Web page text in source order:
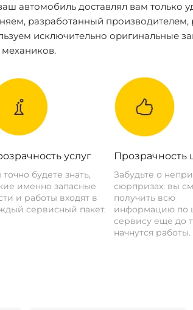
автомобиль доставлял вам только
разработанный производителем,
исключительно оригинальные
услуг
будете знать,
именно запасные
и работы входят в
сервисный пакет.
Прозрачность
Забудьте о
сюрпризах: вы
получить всю
информацию по
сервису еще до
начнутся работы.